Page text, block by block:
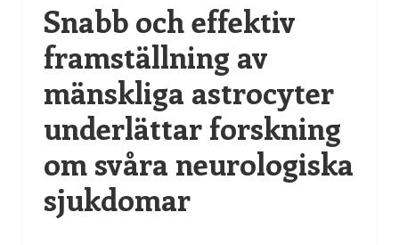
Snabb och effektiv
framställning av
mänskliga astrocyter
underlättar forskning
om svåra neurologiska
sjukdomar